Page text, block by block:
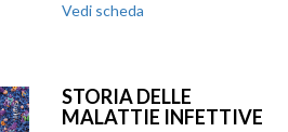
Vedi scheda
STORIA DELLE
MALATTIE INFETTIVE